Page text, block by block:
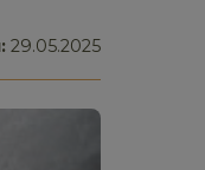
29.05.2025